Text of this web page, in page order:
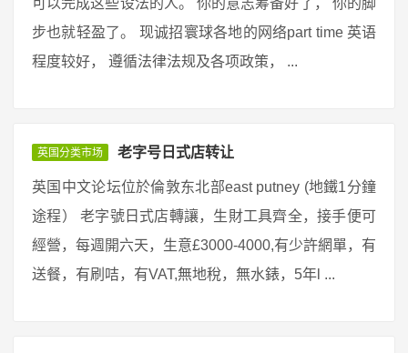
可以完成这些设法的人。 你的意志筹备好了， 你的脚
步也就轻盈了。 现诚招寰球各地的网络part time 英语
程度较好， 遵循法律法规及各项政策， ...
英国分类市场 老字号日式店转让
英国中文论坛位於倫敦东北部east putney (地鐵1分鐘
途程） 老字號日式店轉讓，生財工具齊全，接手便可
經營，每週開六天，生意£3000-4000,有少許網單，有
送餐，有刷咭，有VAT,無地稅，無水錶，5年l ...